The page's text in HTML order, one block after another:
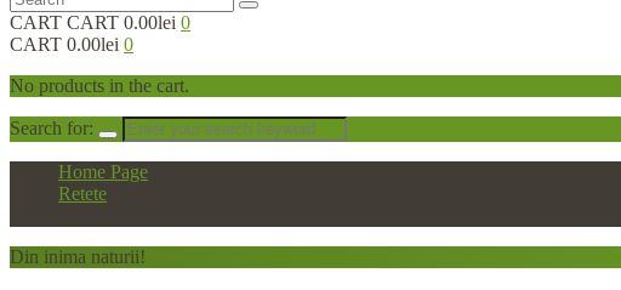
CART CART 0.00lei 0
CART 0.00lei 0
No products in the cart.
Search for:
Home Page
Retete
Din inima naturii!